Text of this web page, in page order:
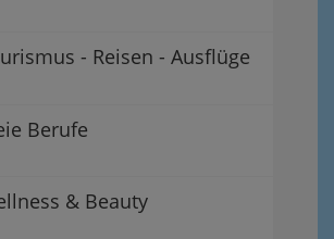
- Reisen - Ausflüge
Berufe
& Beauty